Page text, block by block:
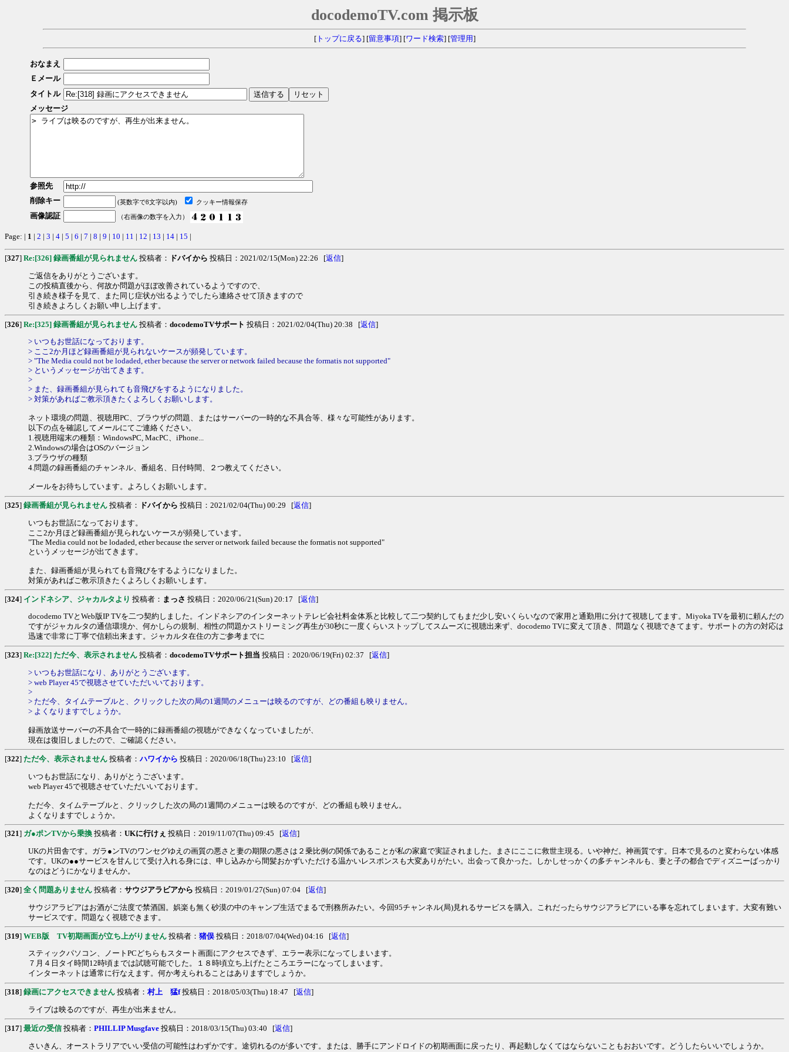
docodemoTV.com 掲示板
[トップに戻る] [留意事項] [ワード検索] [管理用]
おなまえ
Ｅメール
タイトル
メッセージ
参照先
削除キー
(英数字で8文字以内) クッキー情報保存
画像認証 （右画像の数字を入力）
Page: | 1 | 2 | 3 | 4 | 5 | 6 | 7 | 8 | 9 | 10 | 11 | 12 | 13 | 14 | 15 |
[327] Re:[326] 録画番組が見られません 投稿者： ドバイから 投稿日：2021/02/15(Mon) 22:26 [返信]
ご返信をありがとうございます。
この投稿直後から、何故か問題がほぼ改善されているようですので、
引き続き様子を見て、また同じ症状が出るようでしたら連絡させて頂きますので
引き続きよろしくお願い申し上げます。
[326] Re:[325] 録画番組が見られません 投稿者： docodemoTVサポート 投稿日：2021/02/04(Thu) 20:38 [返信]
> いつもお世話になっております。
> ここ2か月ほど録画番組が見られないケースが頻発しています。
> "The Media could not be lodaded, ether because the server or network failed because the formatis not supported"
> というメッセージが出てきます。
>
> また、録画番組が見られても音飛びをするようになりました。
> 対策があればご教示頂きたくよろしくお願いします。
ネット環境の問題、視聴用PC、ブラウザの問題、またはサーバーの一時的な不具合等、様々な可能性があります。
以下の点を確認してメールにてご連絡ください。
1.視聴用端末の種類：WindowsPC, MacPC、iPhone...
2.Windowsの場合はOSのバージョン
3.ブラウザの種類
4.問題の録画番組のチャンネル、番組名、日付時間、２つ教えてください。
メールをお待ちしています。よろしくお願いします。
[325] 録画番組が見られません 投稿者： ドバイから 投稿日：2021/02/04(Thu) 00:29 [返信]
いつもお世話になっております。
ここ2か月ほど録画番組が見られないケースが頻発しています。
"The Media could not be lodaded, ether because the server or network failed because the formatis not supported"
というメッセージが出てきます。
また、録画番組が見られても音飛びをするようになりました。
対策があればご教示頂きたくよろしくお願いします。
[324] インドネシア、ジャカルタより 投稿者： まっさ 投稿日：2020/06/21(Sun) 20:17 [返信]
docodemo TVとWeb版IP TVを二つ契約しました。インドネシアのインターネットテレビ会社料金体系と比較して二つ契約してもまだ少し安いくらいなので家用と通勤用に分けて視聴してます。Miyoka TVを最初に頼んだの
ですがジャカルタの通信環境か、何かしらの規制、相性の問題かストリーミング再生が30秒に一度くらいストップしてスムーズに視聴出来ず、docodemo TVに変えて頂き、問題なく視聴できてます。サポートの方の対応は
迅速で非常に丁寧で信頼出来ます。ジャカルタ在住の方ご参考までに
[323] Re:[322] ただ今、表示されません 投稿者： docodemoTVサポート担当 投稿日：2020/06/19(Fri) 02:37 [返信]
> いつもお世話になり、ありがとうございます。
> web Player 45で視聴させていただいいております。
>
> ただ今、タイムテーブルと、クリックした次の局の1週間のメニューは映るのですが、どの番組も映りません。
> よくなりますでしょうか。
録画放送サーバーの不具合で一時的に録画番組の視聴ができなくなっていましたが、
現在は復旧しましたので、ご確認ください。
[322] ただ今、表示されません 投稿者： ハワイから 投稿日：2020/06/18(Thu) 23:10 [返信]
いつもお世話になり、ありがとうございます。
web Player 45で視聴させていただいいております。
ただ今、タイムテーブルと、クリックした次の局の1週間のメニューは映るのですが、どの番組も映りません。
よくなりますでしょうか。
[321] ガ●ポンTVから乗換 投稿者： UKに行けぇ 投稿日：2019/11/07(Thu) 09:45 [返信]
UKの片田舎です。ガラ●ンTVのワンセグゆえの画質の悪さと妻の期限の悪さは２乗比例の関係であることが私の家庭で実証されました。まさにここに救世主現る。いや神だ。神画質です。日本で見るのと変わらない体感
です。UKの●●サービスを甘んじて受け入れる身には、申し込みから間髪おかずいただける温かいレスポンスも大変ありがたい。出会って良かった。しかしせっかくの多チャンネルも、妻と子の都合でディズニーばっかり
なのはどうにかなりませんか。
[320] 全く問題ありません 投稿者： サウジアラビアから 投稿日：2019/01/27(Sun) 07:04 [返信]
サウジアラビアはお酒がご法度で禁酒国。娯楽も無く砂漠の中のキャンプ生活でまるで刑務所みたい。今回95チャンネル(局)見れるサービスを購入。これだったらサウジアラビアにいる事を忘れてしまいます。大変有難い
サービスです。問題なく視聴できます。
[319] WEB版 TV初期画面が立ち上がりません 投稿者： 猪俣 投稿日：2018/07/04(Wed) 04:16 [返信]
スティックパソコン、ノートPCどちらもスタート画面にアクセスできず、エラー表示になってしまいます。
７月４日タイ時間12時頃までは試聴可能でした。１８時頃立ち上げたところエラーになってしまいます。
インターネットは通常に行なえます。何か考えられることはありますでしょうか。
[318] 録画にアクセスできません 投稿者： 村上 猛f投稿日：2018/05/03(Thu) 18:47 [返信]
ライブは映るのですが、再生が出来ません。
[317] 最近の受信 投稿者： PHILLIP Musgfave 投稿日：2018/03/15(Thu) 03:40 [返信]
さいきん、オーストラリアでいい受信の可能性はわずかです。途切れるのが多いです。または、勝手にアンドロイドの初期画面に戻ったり、再起動しなくてはならないこともおおいです。どうしたらいいでしょうか。